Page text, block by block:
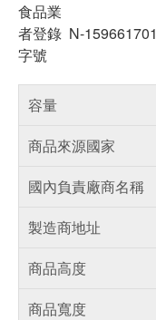
食品業
者登錄
字號
N-
容量
商品來源國家
國內負責廠商名稱
製造商地址
商品高度
商品寬度